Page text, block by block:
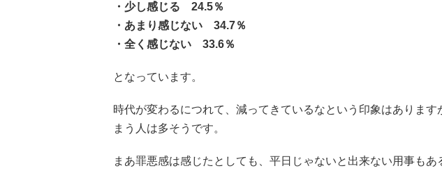
・少し感じる 24.5％
・あまり感じない 34.7％
・全く感じない 33.6％
となっています。
時代が変わるにつれて、減ってきているなという印象はあります
まう人は多そうです。
まあ罪悪感は感じたとしても、平日じゃないと出来ない用事も